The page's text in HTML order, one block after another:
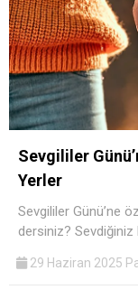
Sevgililer
Yerler
Sevgililer Günü’ne
dersiniz?
29 Haziran 2025